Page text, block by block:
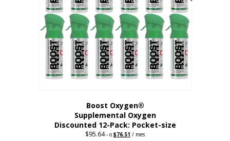
pueden
elegir
en
página
del
producto
Boost Oxygen®
Supplemental Oxygen
Discounted 12-Pack: Pocket-size
$95.64 - o Precio
$76.51 El
/ mes